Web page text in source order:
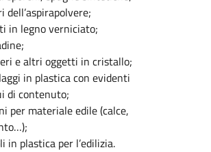
dell’aspirapolvere;
in legno verniciato;
e altri oggetti in cristallo;
in plastica con evidenti
di contenuto;
per materiale edile (calce,
in plastica per l’edilizia.